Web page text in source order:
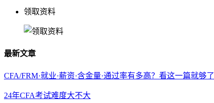
领取资料
最新文章
CFA/FRM·就业·薪资·含金量·通过率有多高？看这一篇就够了
24年CFA考试难度大不大